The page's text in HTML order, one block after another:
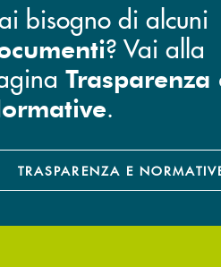
bisogno di alcuni
? Vai alla
Trasparenza
.
TRASPARENZA E